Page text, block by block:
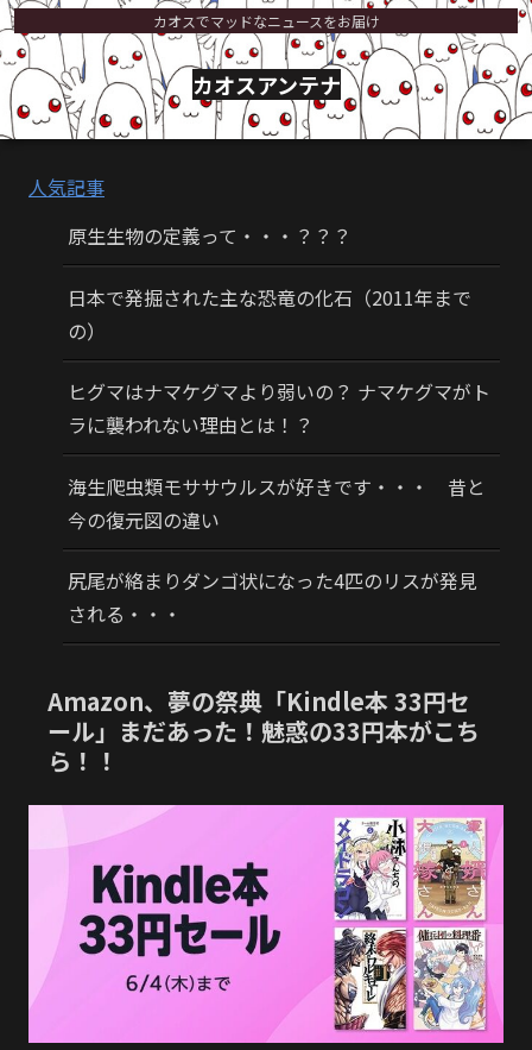
カオスでマッドなニュースをお届け
カオスアンテナ
人気記事
原生生物の定義って・・・？？？
日本で発掘された主な恐竜の化石（2011年まで
の）
ヒグマはナマケグマより弱いの？ ナマケグマがト
ラに襲われない理由とは！？
海生爬虫類モササウルスが好きです・・・ 昔と
今の復元図の違い
尻尾が絡まりダンゴ状になった4匹のリスが発見
される・・・
Amazon、夢の祭典「Kindle本 33円セ
ール」まだあった！魅惑の33円本がこち
ら！！